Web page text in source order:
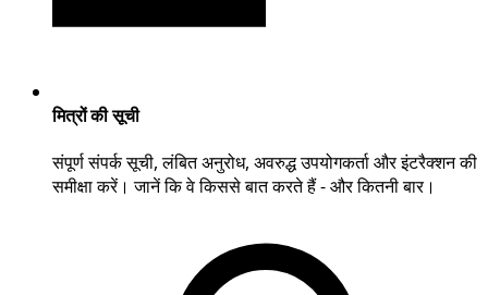
मित्रों की सूची
संपूर्ण संपर्क सूची, लंबित अनुरोध, अवरुद्ध उपयोगकर्ता और इंटरैक्शन की
समीक्षा करें। जानें कि वे किससे बात करते हैं - और कितनी बार।